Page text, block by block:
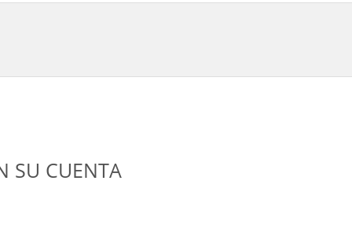
SU CUENTA